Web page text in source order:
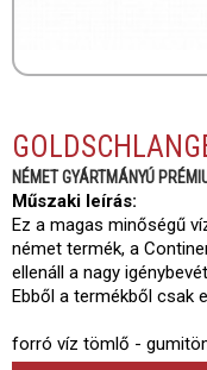
NÉMET GYÁRTMÁNYÚ
Műszaki leírás:
Ez a magas minőségű
német termék, a
ellenáll a nagy
Ebből a termékből csak
forró víz tömlő -